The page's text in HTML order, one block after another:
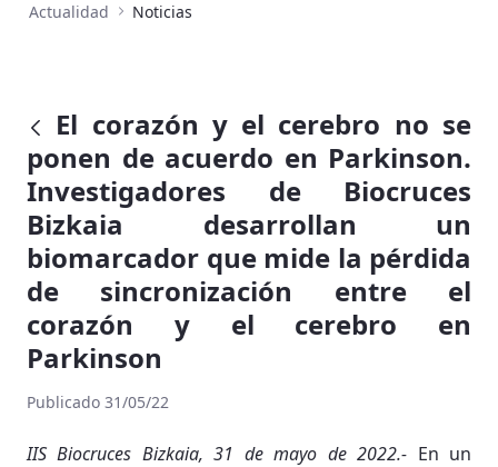
Actualidad Noticias
El corazón y el cerebro no se
ponen de acuerdo en Parkinson.
Investigadores de Biocruces
Bizkaia desarrollan un
biomarcador que mide la pérdida
de sincronización entre el
corazón y el cerebro en
Parkinson
Publicado 31/05/22
IIS Biocruces Bizkaia, 31 de mayo de 2022.- En un